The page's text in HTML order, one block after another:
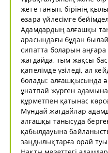
жете танып, бірінің
өзара үйлесімге
Адамдардың алғашқы
арасындағы бұдан
сипатта боларын
жағдайда, тым жақсы
қапелімде үзіледі, ал
болады: алғашқысында
ұнатпай жүрген
құрметпен қатынас
Мұндай жағдайлар
алғашқы танысуда
қабылдауына
заңдылықтарға орай